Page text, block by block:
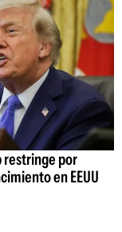
restringe por
en EEUU